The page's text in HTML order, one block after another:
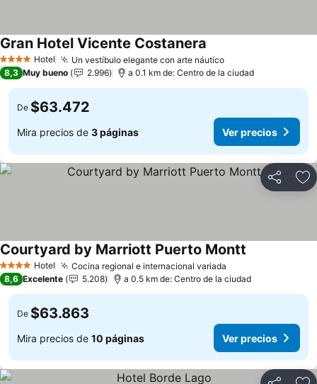
4 EstrellasHotel Un vestíbulo elegante con arte náuticoVer precios
Gran Hotel Vicente Costanera
8,3 Muy bueno 2.996 a 0.1 km de: Centro de la ciudad
De $63.472
Mira precios de 3 páginas Ver precios
Compartir
4 EstrellasHotel Cocina regional e internacional variada
Courtyard by Marriott Puerto Montt
8,6 Excelente 5.208 a 0.5 km de: Centro de la ciudad
De $63.863
Mira precios de 10 páginas Ver precios